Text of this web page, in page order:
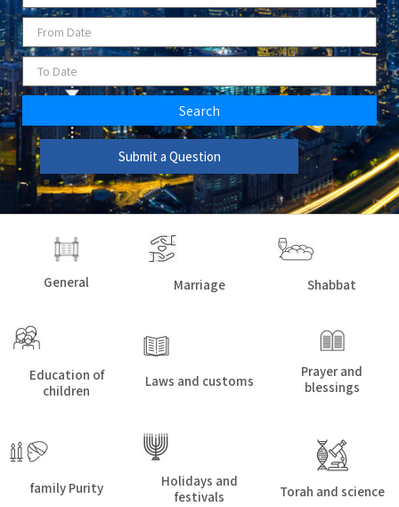
Search
Submit a Question
General Marriage Shabbat
Education of
children
Laws and customs
Prayer and
blessings
family Purity
Holidays and
festivals
Torah and science